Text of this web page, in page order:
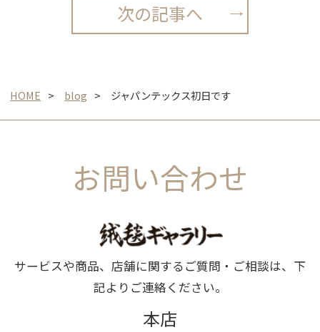
次の記事へ
HOME blog ジャパンテックス初日です
お問い合わせ
サービスや商品、店舗に関するご質問・ご相談は、下
記よりご連絡ください。
本店